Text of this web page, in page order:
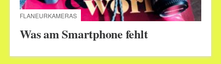
FLANEURKAMERAS
Was am Smartphone fehlt